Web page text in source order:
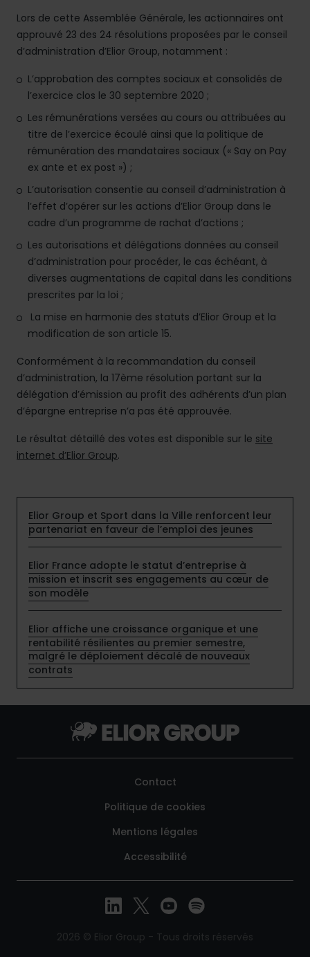
Lors de cette Assemblée Générale, les actionnaires ont
approuvé 23 des 24 résolutions proposées par le conseil
d’administration d’Elior Group, notamment :
L’approbation des comptes sociaux et consolidés de
l’exercice clos le 30 septembre 2020 ;
Les rémunérations versées au cours ou attribuées au
titre de l’exercice écoulé ainsi que la politique de
rémunération des mandataires sociaux (« Say on Pay
ex ante et ex post ») ;
L’autorisation consentie au conseil d’administration à
l’effet d’opérer sur les actions d’Elior Group dans le
cadre d’un programme de rachat d’actions ;
Les autorisations et délégations données au conseil
d’administration pour procéder, le cas échéant, à
diverses augmentations de capital dans les conditions
prescrites par la loi ;
La mise en harmonie des statuts d’Elior Group et la
modification de son article 15.
Conformément à la recommandation du conseil
d’administration, la 17ème résolution portant sur la
délégation d’émission au profit des adhérents d’un plan
d’épargne entreprise n’a pas été approuvée.
Le résultat détaillé des votes est disponible sur le site
internet d’Elior Group.
Elior Group et Sport dans la Ville renforcent leur
partenariat en faveur de l’emploi des jeunes
Elior France adopte le statut d’entreprise à
mission et inscrit ses engagements au cœur de
son modèle
Elior affiche une croissance organique et une
rentabilité résilientes au premier semestre,
malgré le déploiement décalé de nouveaux
contrats
Contact
Politique de cookies
Mentions légales
Accessibilité
2026 © Elior Group - Tous droits réservés